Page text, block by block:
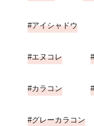
アイシャドウ
エヌコレ
カラコン
グレーカラコン